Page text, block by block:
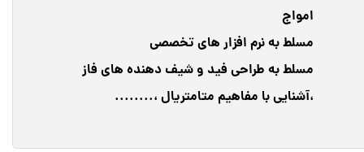
امواج
مسلط به نرم افزار های تخصصی
مسلط به طراحی فید و شیف دهنده های فاز
،آشنایی با مفاهیم متامتریال ،........